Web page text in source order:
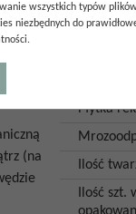
czyli
(na
Imitacja:
Płytka
Ilość
Ilość szt.
wszystkich typów
niezbędnych do